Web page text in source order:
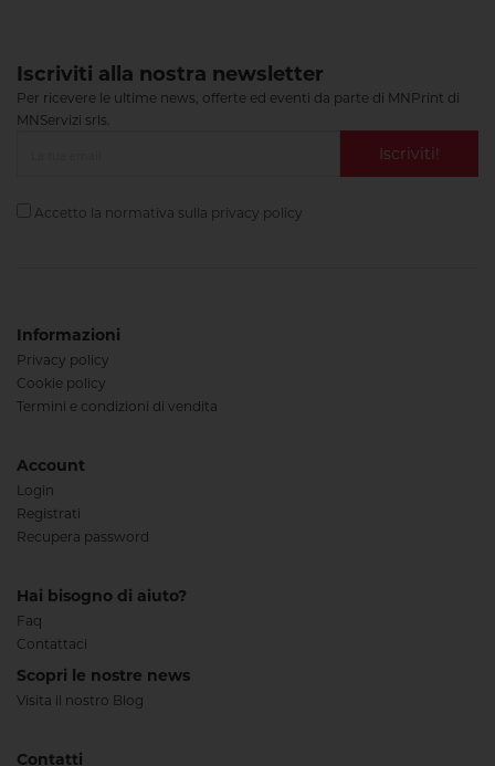
Iscriviti alla nostra newsletter
Per ricevere le ultime news, offerte ed eventi da parte di MNPrint di
MNServizi srls.
Iscriviti!
Accetto la normativa sulla privacy policy
Informazioni
Privacy policy
Cookie policy
Termini e condizioni di vendita
Account
Login
Registrati
Recupera password
Hai bisogno di aiuto?
Faq
Contattaci
Scopri le nostre news
Visita il nostro Blog
Contatti